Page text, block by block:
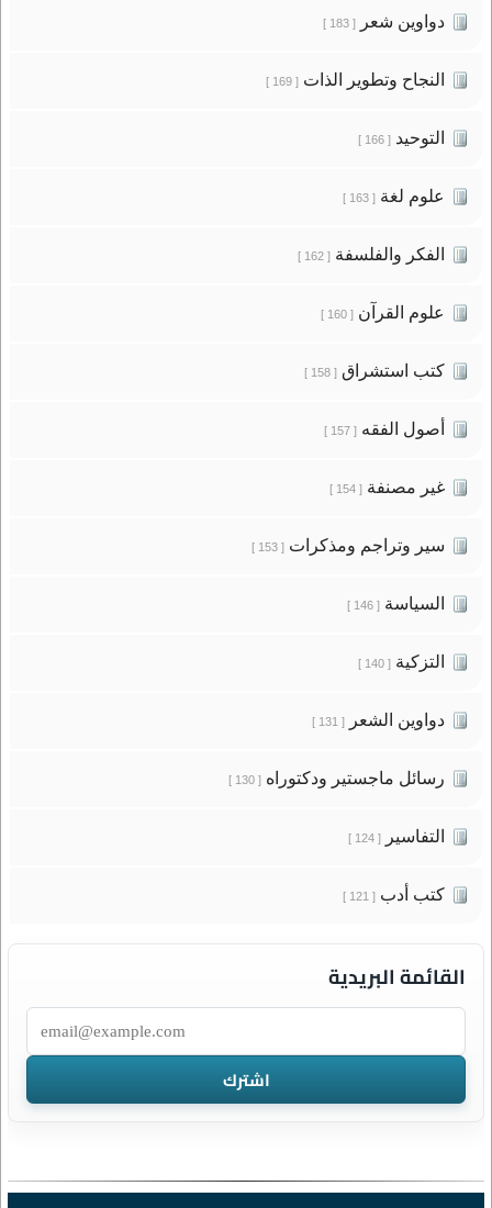
دواوين شعر[ 183 ]
النجاح وتطوير الذات[ 169 ]
التوحيد[ 166 ]
علوم لغة[ 163 ]
الفكر والفلسفة[ 162 ]
علوم القرآن[ 160 ]
كتب استشراق[ 158 ]
أصول الفقه[ 157 ]
غير مصنفة[ 154 ]
سير وتراجم ومذكرات[ 153 ]
السياسة[ 146 ]
التزكية[ 140 ]
دواوين الشعر[ 131 ]
رسائل ماجستير ودكتوراه[ 130 ]
التفاسير[ 124 ]
كتب أدب[ 121 ]
القائمة البريدية